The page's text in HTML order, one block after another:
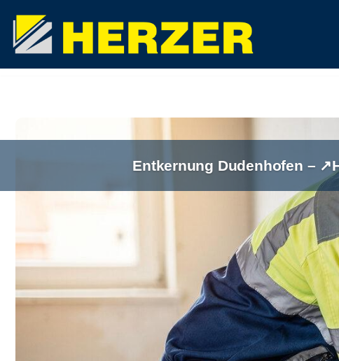
Zum
Inhalt
Entkernung Dudenhofen –